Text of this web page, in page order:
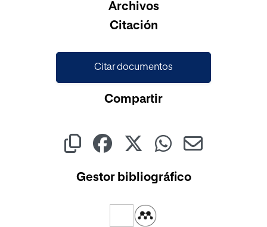
Archivos
Citación
Citar documentos
Compartir
Gestor bibliográfico